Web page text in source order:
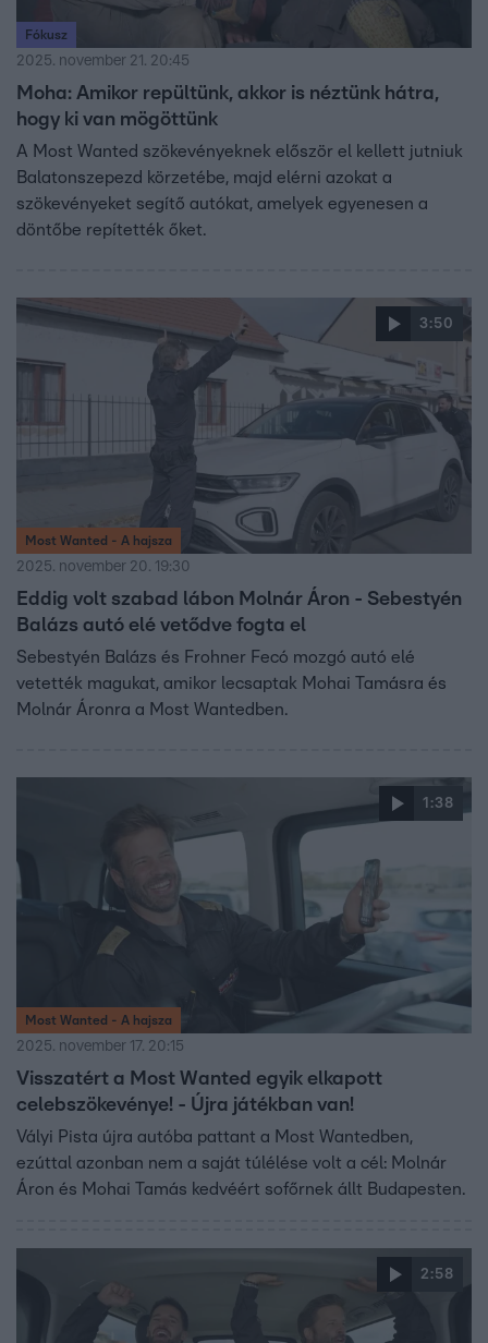
Fókusz
2025. november 21. 20:45
Moha: Amikor repültünk, akkor is néztünk hátra,
hogy ki van mögöttünk
A Most Wanted szökevényeknek először el kellett jutniuk
Balatonszepezd körzetébe, majd elérni azokat a
szökevényeket segítő autókat, amelyek egyenesen a
döntőbe repítették őket.
3:50
Most Wanted - A hajsza
2025. november 20. 19:30
Eddig volt szabad lábon Molnár Áron - Sebestyén
Balázs autó elé vetődve fogta el
Sebestyén Balázs és Frohner Fecó mozgó autó elé
vetették magukat, amikor lecsaptak Mohai Tamásra és
Molnár Áronra a Most Wantedben.
1:38
Most Wanted - A hajsza
2025. november 17. 20:15
Visszatért a Most Wanted egyik elkapott
celebszökevénye! - Újra játékban van!
Vályi Pista újra autóba pattant a Most Wantedben,
ezúttal azonban nem a saját túlélése volt a cél: Molnár
Áron és Mohai Tamás kedvéért sofőrnek állt Budapesten.
2:58